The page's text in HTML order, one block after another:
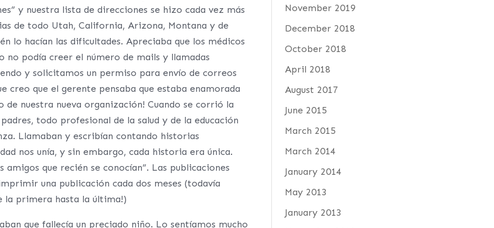
y nuestra lista de direcciones se hizo cada vez más
de todo Utah, California, Arizona, Montana y de
lo hacían las dificultades. Apreciaba que los médicos
no podía creer el número de mails y llamadas
y solicitamos un permiso para envío de correos
creo que el gerente pensaba que estaba enamorada
nuestra nueva organización! Cuando se corrió la
todo profesional de la salud y de la educación
Llamaban y escribían contando historias
nos unía, y sin embargo, cada historia era única.
que recién se conocían”. Las publicaciones
una publicación cada dos meses (todavía
la primera hasta la última!)
que fallecía un preciado niño. Lo sentíamos mucho
November 2019
December 2018
October 2018
April 2018
August 2017
June 2015
March 2015
March 2014
January 2014
May 2013
January 2013